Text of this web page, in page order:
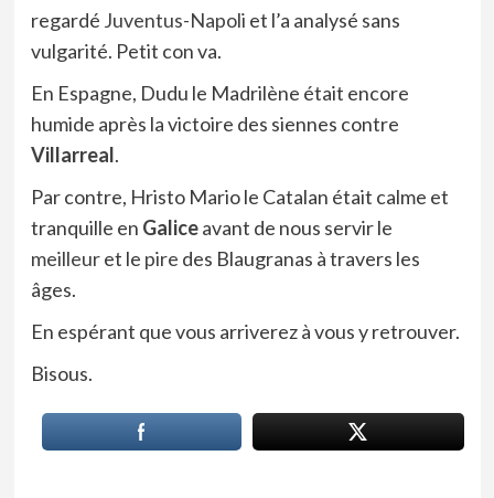
regardé Juventus-Napoli et l’a analysé sans
vulgarité. Petit con va.
En Espagne, Dudu le Madrilène était encore
humide après la victoire des siennes contre
Villarreal.
Par contre, Hristo Mario le Catalan était calme et
tranquille en Galiceavant de nous servir le
meilleuret le pire des Blaugranas à travers les
âges.
En espérant que vous arriverez à vous y retrouver.
Bisous.